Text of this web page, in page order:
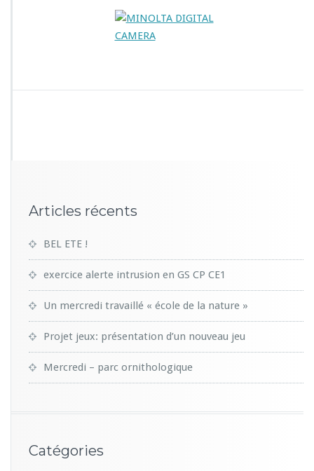
Articles récents
BEL ETE !
exercice alerte intrusion en GS CP CE1
Un mercredi travaillé « école de la nature »
Projet jeux: présentation d’un nouveau jeu
Mercredi – parc ornithologique
Catégories